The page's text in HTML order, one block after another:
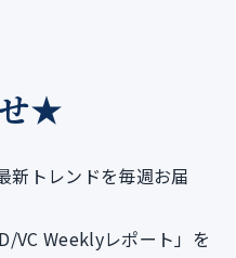
★
新トレンドを毎週お届
VC Weeklyレポート」を